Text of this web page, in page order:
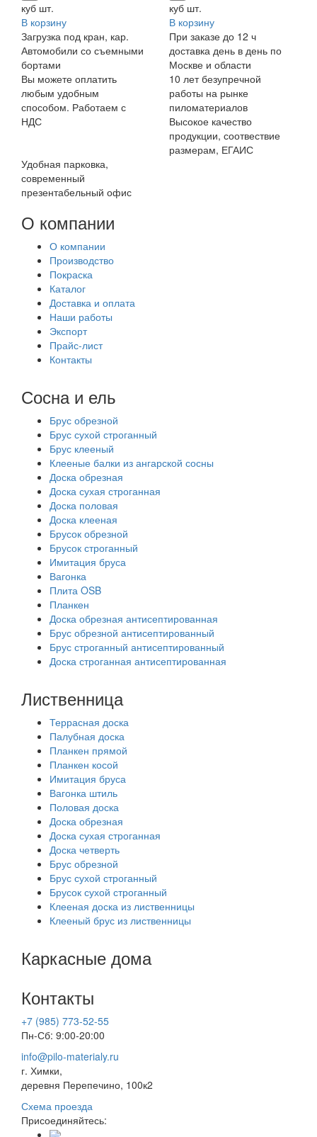
куб шт.
В корзину
куб шт.
В корзину
Загрузка под кран, кар.
Автомобили со съемными
бортами
При заказе до 12 ч
доставка день в день по
Москве и области
Вы можете оплатить
любым удобным
способом. Работаем с
НДС
10 лет безупречной
работы на рынке
пиломатериалов
Высокое качество
продукции, соотвествие
размерам, ЕГАИС
Удобная парковка,
современный
презентабельный офис
О компании
О компании
Производство
Покраска
Каталог
Доставка и оплата
Наши работы
Экспорт
Прайс-лист
Контакты
Сосна и ель
Брус обрезной
Брус сухой строганный
Брус клееный
Клееные балки из ангарской сосны
Доска обрезная
Доска сухая строганная
Доска половая
Доска клееная
Брусок обрезной
Брусок строганный
Имитация бруса
Вагонка
Плита OSB
Планкен
Доска обрезная антисептированная
Брус обрезной антисептированный
Брус строганный антисептированный
Доска строганная антисептированная
Лиственница
Террасная доска
Палубная доска
Планкен прямой
Планкен косой
Имитация бруса
Вагонка штиль
Половая доска
Доска обрезная
Доска сухая строганная
Доска четверть
Брус обрезной
Брус сухой строганный
Брусок сухой строганный
Клееная доска из лиственницы
Клееный брус из лиственницы
Каркасные дома
Контакты
+7 (985) 773-52-55
Пн-Сб: 9:00-20:00
info@pilo-materialy.ru
г. Химки,
деревня Перепечино, 100к2
Схема проезда
Присоединяйтесь: